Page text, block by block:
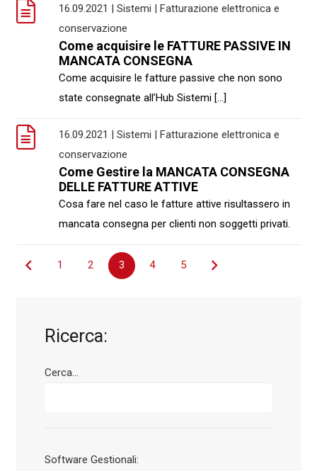
16.09.2021 | Sistemi | Fatturazione elettronica e
conservazione
Come acquisire le FATTURE PASSIVE IN
MANCATA CONSEGNA
Come acquisire le fatture passive che non sono
state consegnate all’Hub Sistemi [...]
16.09.2021 | Sistemi | Fatturazione elettronica e
conservazione
Come Gestire la MANCATA CONSEGNA
DELLE FATTURE ATTIVE
Cosa fare nel caso le fatture attive risultassero in
mancata consegna per clienti non soggetti privati.
Navigazione
1 2 3 4 5
Ricerca:
Cerca...
Software Gestionali: